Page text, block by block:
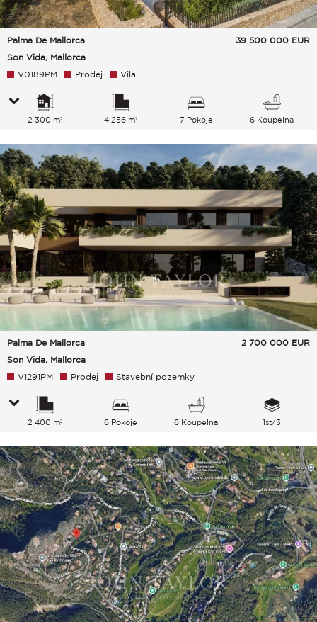
Palma De Mallorca
Son Vida, Mallorca
39 500 000 EUR
V0189PM Prodej Vila
2 300 m² 4 256 m² 7 Pokoje 6 Koupelna
Palma De Mallorca
Son Vida, Mallorca
2 700 000 EUR
V1291PM Prodej Stavební pozemky
2 400 m² 6 Pokoje 6 Koupelna 1st/3